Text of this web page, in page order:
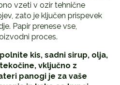
vzeti v ozir tehnične
zato je ključen prispevek
Papir prenese vse,
proces.
kis, sadni sirup, olja,
vključno z
panogi je za vaše